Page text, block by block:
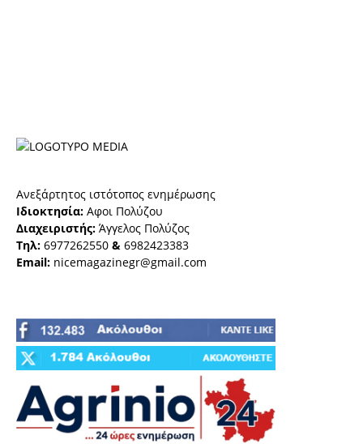
Ανεξάρτητος ιστότοπος ενημέρωσης
Ιδιοκτησία: Αφοι Πολύζου
Διαχειριστής: Άγγελος Πολύζος
Τηλ: 6977262550 & 6982423383
Email: nicemagazinegr@gmail.com